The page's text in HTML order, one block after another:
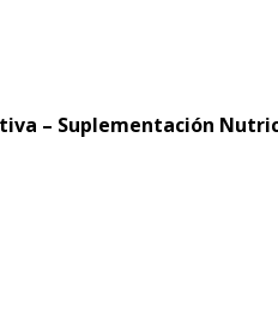
– Suplementación